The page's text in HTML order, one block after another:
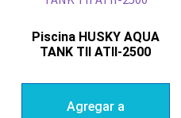
Piscina HUSKY AQUA
TANK TII ATII-2500
Agregar a